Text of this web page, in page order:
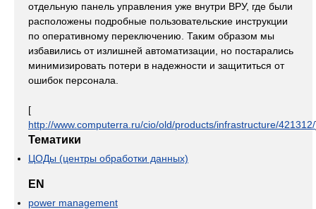
отдельную панель управления уже внутри ВРУ, где были
расположены подробные пользовательские инструкции
по оперативному переключению. Таким образом мы
избавились от излишней автоматизации, но постарались
минимизировать потери в надежности и защититься от
ошибок персонала.
[
http://www.computerra.ru/cio/old/products/infrastructure/421312/
Тематики
ЦОДы (центры обработки данных)
EN
power management